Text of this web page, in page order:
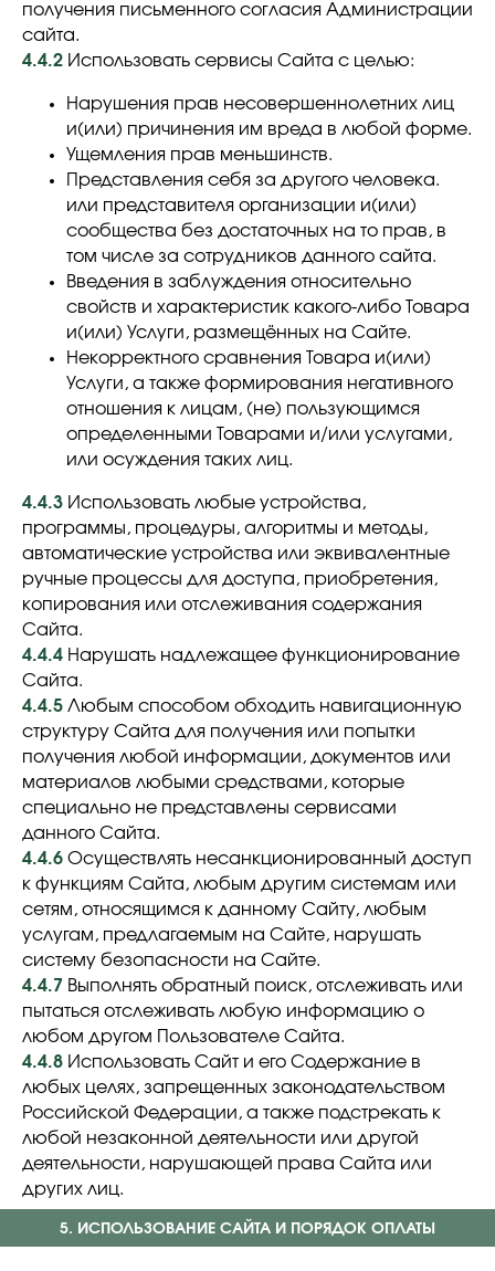
получения письменного согласия Администрации
сайта.
4.4.2 Использовать сервисы Сайта с целью:
Нарушения прав несовершеннолетних лиц
и(или) причинения им вреда в любой форме.
Ущемления прав меньшинств.
Представления себя за другого человека.
или представителя организации и(или)
сообщества без достаточных на то прав, в
том числе за сотрудников данного сайта.
Введения в заблуждения относительно
свойств и характеристик какого-либо Товара
и(или) Услуги, размещённых на Сайте.
Некорректного сравнения Товара и(или)
Услуги, а также формирования негативного
отношения к лицам, (не) пользующимся
определенными Товарами и/или услугами,
или осуждения таких лиц.
4.4.3 Использовать любые устройства,
программы, процедуры, алгоритмы и методы,
автоматические устройства или эквивалентные
ручные процессы для доступа, приобретения,
копирования или отслеживания содержания
Сайта.
4.4.4 Нарушать надлежащее функционирование
Сайта.
4.4.5 Любым способом обходить навигационную
структуру Сайта для получения или попытки
получения любой информации, документов или
материалов любыми средствами, которые
специально не представлены сервисами
данного Сайта.
4.4.6 Осуществлять несанкционированный доступ
к функциям Сайта, любым другим системам или
сетям, относящимся к данному Сайту, любым
услугам, предлагаемым на Сайте, нарушать
систему безопасности на Сайте.
4.4.7 Выполнять обратный поиск, отслеживать или
пытаться отслеживать любую информацию о
любом другом Пользователе Сайта.
4.4.8 Использовать Сайт и его Содержание в
любых целях, запрещенных законодательством
Российской Федерации, а также подстрекать к
любой незаконной деятельности или другой
деятельности, нарушающей права Сайта или
других лиц.
5. ИСПОЛЬЗОВАНИЕ САЙТА И ПОРЯДОК ОПЛАТЫ